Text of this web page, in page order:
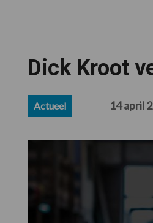
Dick Kroot
Actueel 14 april